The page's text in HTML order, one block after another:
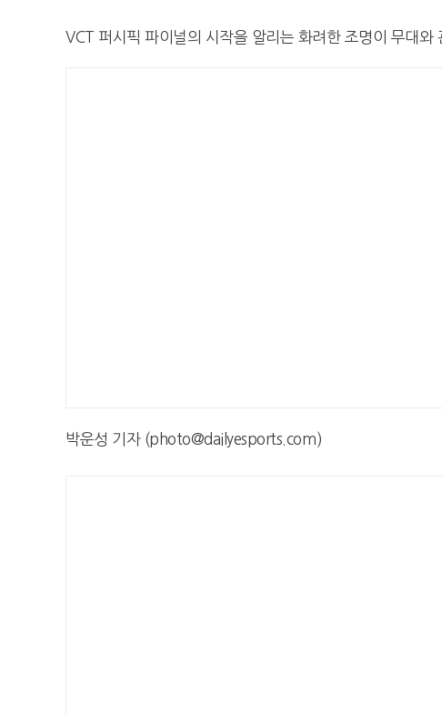
VCT 퍼시픽 파이널의 시작을 알리는 화려한 조명이 무대와
박운성 기자 (photo@dailyesports.com)